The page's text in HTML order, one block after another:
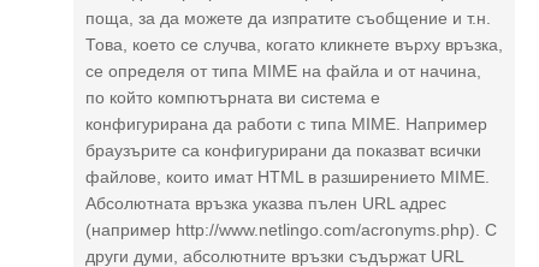
поща, за да можете да изпратите съобщение и т.н.
Това, което се случва, когато кликнете върху връзка,
се определя от типа MIME на файла и от начина,
по който компютърната ви система е
конфигурирана да работи с типа MIME. Например
браузърите са конфигурирани да показват всички
файлове, които имат HTML в разширението MIME.
Абсолютната връзка указва пълен URL адрес
(например http://www.netlingo.com/acronyms.php). С
други думи, абсолютните връзки съдържат URL